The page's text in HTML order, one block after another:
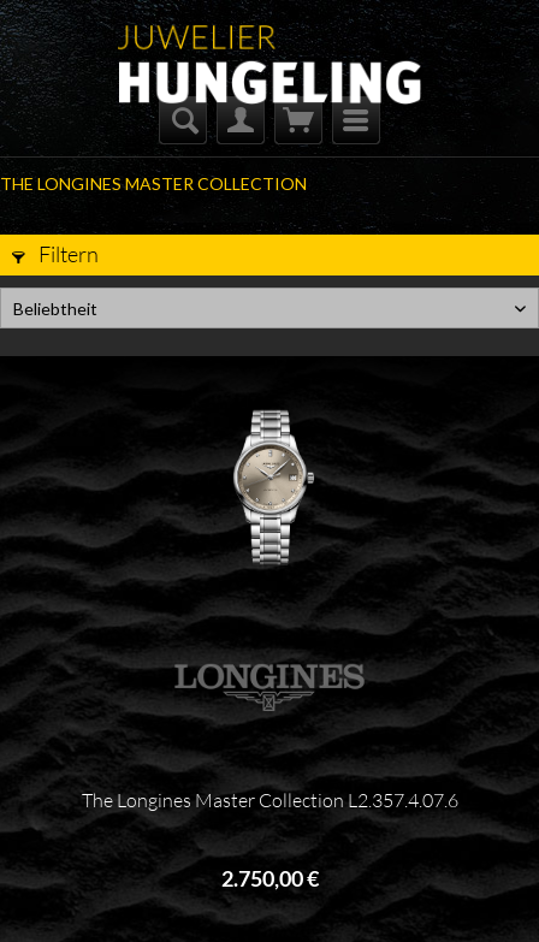
THE LONGINES MASTER COLLECTION
Filtern
Beliebtheit
The Longines Master Collection L2.357.4.07.6
2.750,00 €